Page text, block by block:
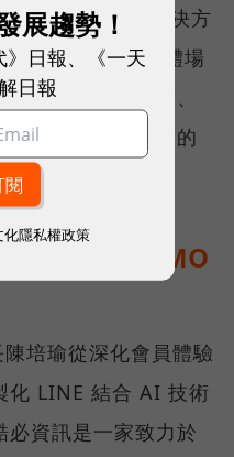
的擴增 AI 智能解決方
眼鏡能夠整合實體場
者加速物料盤點、
進一步連結到店頭的
。
造客製化 OMO
培瑜從深化會員體驗
化 LINE 結合 AI 技術
資訊是一家致力於
展趨勢！
日報、《一天
日報
化隱私權政策